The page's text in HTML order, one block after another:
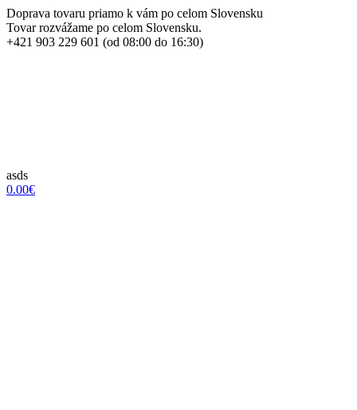
Doprava tovaru priamo k vám po celom Slovensku
Tovar rozvážame po celom Slovensku.
+421 903 229 601 (od 08:00 do 16:30)
asds
0.00€